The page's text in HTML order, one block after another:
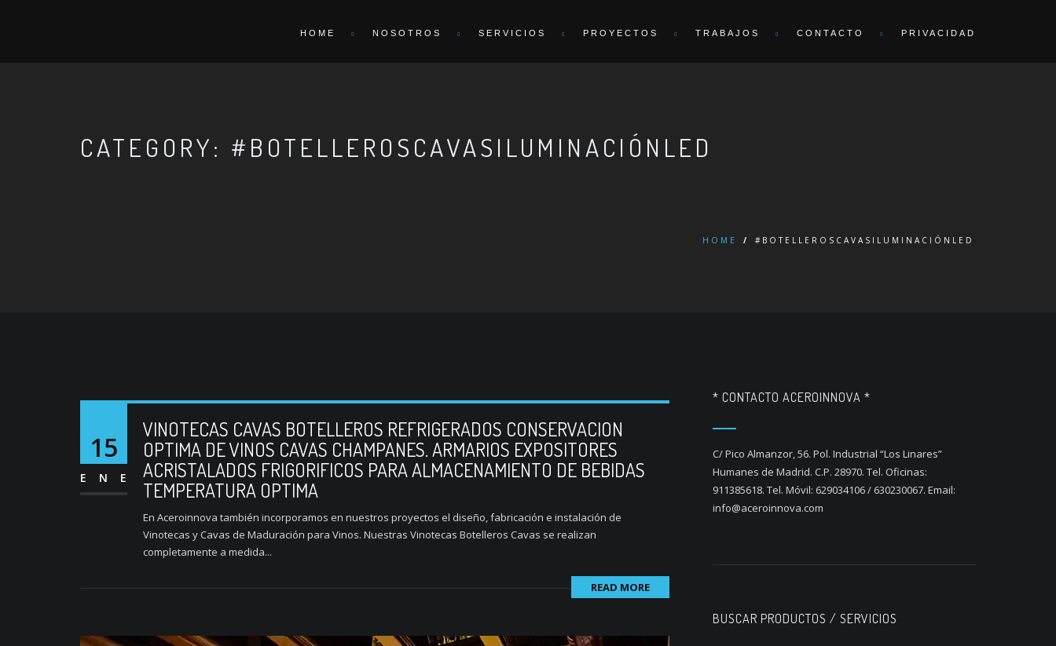
HOME NOSOTROS SERVICIOS PROYECTOS TRABAJOS CONTACTO PRIVACIDAD
CATEGORY: #BOTELLEROSCAVASILUMINACIÓNLED
HOME / #BOTELLEROSCAVASILUMINACIÓNLED
15
ENE
VINOTECAS CAVAS BOTELLEROS REFRIGERADOS CONSERVACION
OPTIMA DE VINOS CAVAS CHAMPANES. ARMARIOS EXPOSITORES
ACRISTALADOS FRIGORIFICOS PARA ALMACENAMIENTO DE BEBIDAS
TEMPERATURA OPTIMA
En Aceroinnova también incorporamos en nuestros proyectos el diseño, fabricación e instalación de
Vinotecas y Cavas de Maduración para Vinos. Nuestras Vinotecas Botelleros Cavas se realizan
completamente a medida...
READ MORE
* CONTACTO ACEROINNOVA *
C/ Pico Almanzor, 56. Pol. Industrial “Los Linares”
Humanes de Madrid. C.P. 28970. Tel. Oficinas:
911385618. Tel. Móvil: 629034106 / 630230067. Email:
info@aceroinnova.com
BUSCAR PRODUCTOS / SERVICIOS